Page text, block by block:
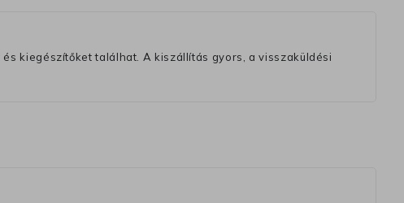
kiegészítőket találhat. A kiszállítás gyors, a visszaküldési